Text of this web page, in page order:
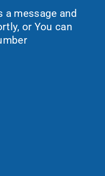
a message and
or You can